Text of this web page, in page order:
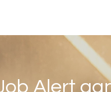
Alert